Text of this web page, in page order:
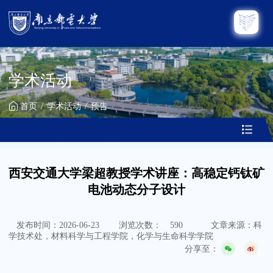
学术活动
首页 学术活动 预告
西安交通大学梁超教授学术讲座：高稳定钙钛矿
电池动态分子设计
发布时间：2026-06-23 浏览次数： 590
文章来源：科
学技术处，材料科学与工程学院，化学与生命科学学院
分享至：